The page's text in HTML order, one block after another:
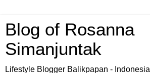
Blog of Rosanna
Simanjuntak
Lifestyle Blogger Balikpapan - Indonesia